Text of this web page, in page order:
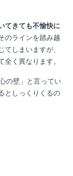
てきても不愉快に
のラインを踏み越
しまいますが、
く異なります。
の壁」と言ってい
としっくりくるの